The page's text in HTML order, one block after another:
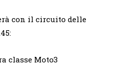
con il circuito delle
classe Moto3